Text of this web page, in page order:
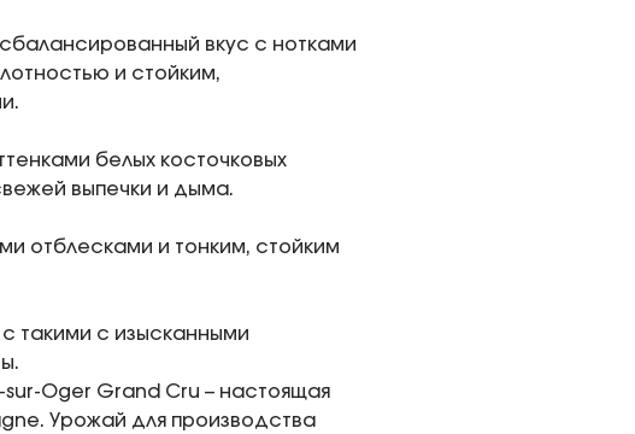
вкус с нотками
и стойким,
белых косточковых
выпечки и дыма.
отблесками и тонким, стойким
такими с изысканными
sur-Oger Grand Cru – настоящая
Урожай для производства